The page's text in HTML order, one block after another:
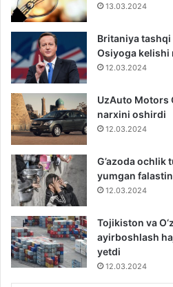
13.03.2024
Britaniya
Osiyoga kelishi
12.03.2024
UzAuto Motors
narxini oshirdi
12.03.2024
G’azoda ochlik
yumgan
12.03.2024
Tojikiston va
ayirboshlash
yetdi
12.03.2024